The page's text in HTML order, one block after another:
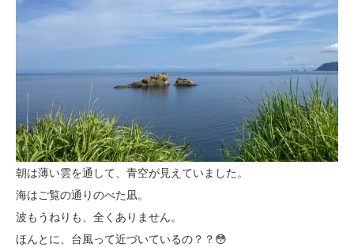
朝は薄い雲を通して、青空が見えていました。
海はご覧の通りのべた凪。
波もうねりも、全くありません。
ほんとに、台風って近づいているの？？😳